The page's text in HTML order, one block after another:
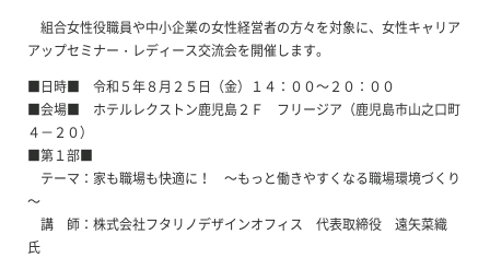
組合女性役職員や中小企業の女性経営者の方々を対象に、女性キャリア
アップセミナー・レディース交流会を開催します。
■日時■ 令和５年８月２５日（金）１４：００～２０：００
■会場■ ホテルレクストン鹿児島２Ｆ フリージア（鹿児島市山之口町
４－２０）
■第１部■
テーマ：家も職場も快適に！ ～もっと働きやすくなる職場環境づくり
～
講 師：株式会社フタリノデザインオフィス 代表取締役 遠矢菜織
氏